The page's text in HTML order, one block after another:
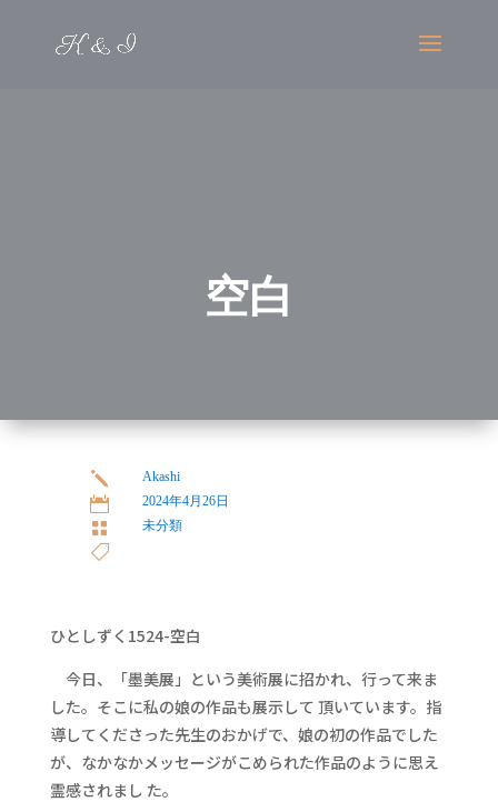
空白
j Akashi
 2024年4月26日
 未分類

ひとしずく1524-空白
今日、「墨美展」という美術展に招かれ、行って来ま
した。そこに私の娘の作品も展示して 頂いています。指
導してくださった先生のおかげで、娘の初の作品でした
が、なかなかメッセージがこめられた作品のように思え
霊感されまし た。